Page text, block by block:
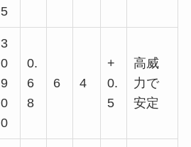
5
3
0
9
0
0
0.
6
8
6 4
+
0.
5
高威
力で
安定